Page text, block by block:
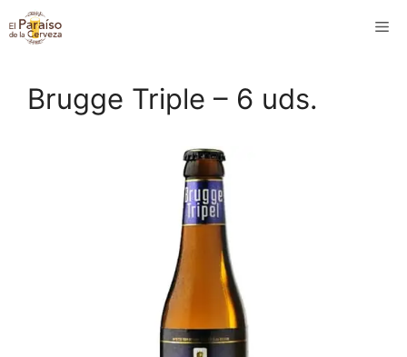
Saltar
al
Brugge Triple – 6 uds.